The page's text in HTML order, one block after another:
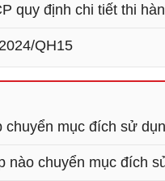
quy định chi tiết thi
QH15
mục đích sử
chuyển mục đích